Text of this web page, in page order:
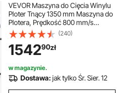
VEVOR Maszyna do Cięcia Winylu
Ploter Tnący 1350 mm Maszyna do
Plotera, Prędkość 800 mm/s
Profesjonalna Drukarka Ploterów
Oprogramowanie z Stojak
Podłogowy Signmaster do
Wycinania Ploterów Winylowych
(240)
154290zł
w magazynie.
Dostawa:jak tylko Śr. Sier. 12